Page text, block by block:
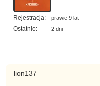
Rejestracja: prawie 9 lat
Ostatnio: 2 dni
lion137